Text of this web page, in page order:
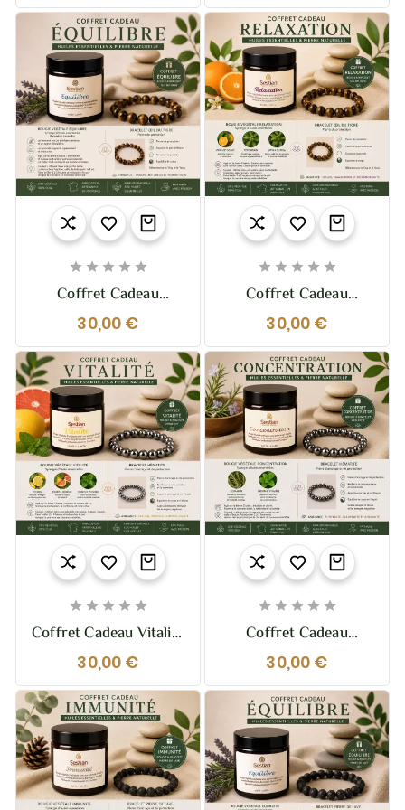
Sestian Nature &
Senteurs
Nature Artisanale |
Sestian Nature Et
Senteurs
    
Coffret Cadeau
Équilibre – Bougie &
Bracelet Œil Du Tigre
30,00 €
    
Coffret Cadeau
Relaxation – Bougie &
Bracelet Œil Du Tigre
30,00 €
    
Coffret Cadeau Vitalité
– Bougie & Bracelet
Hématite
30,00 €
    
Coffret Cadeau
Concentration –
Bougie & Bracelet
Hématite
30,00 €